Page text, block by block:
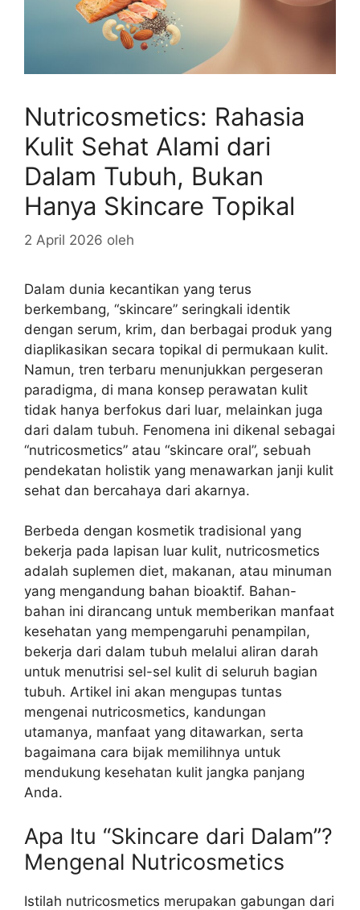
Nutricosmetics: Rahasia
Kulit Sehat Alami dari
Dalam Tubuh, Bukan
Hanya Skincare Topikal
2 April 2026 oleh
Dalam dunia kecantikan yang terus
berkembang, “skincare” seringkali identik
dengan serum, krim, dan berbagai produk yang
diaplikasikan secara topikal di permukaan kulit.
Namun, tren terbaru menunjukkan pergeseran
paradigma, di mana konsep perawatan kulit
tidak hanya berfokus dari luar, melainkan juga
dari dalam tubuh. Fenomena ini dikenal sebagai
“nutricosmetics” atau “skincare oral”, sebuah
pendekatan holistik yang menawarkan janji kulit
sehat dan bercahaya dari akarnya.
Berbeda dengan kosmetik tradisional yang
bekerja pada lapisan luar kulit, nutricosmetics
adalah suplemen diet, makanan, atau minuman
yang mengandung bahan bioaktif. Bahan-
bahan ini dirancang untuk memberikan manfaat
kesehatan yang mempengaruhi penampilan,
bekerja dari dalam tubuh melalui aliran darah
untuk menutrisi sel-sel kulit di seluruh bagian
tubuh. Artikel ini akan mengupas tuntas
mengenai nutricosmetics, kandungan
utamanya, manfaat yang ditawarkan, serta
bagaimana cara bijak memilihnya untuk
mendukung kesehatan kulit jangka panjang
Anda.
Apa Itu “Skincare dari Dalam”?
Mengenal Nutricosmetics
Istilah nutricosmetics merupakan gabungan dari